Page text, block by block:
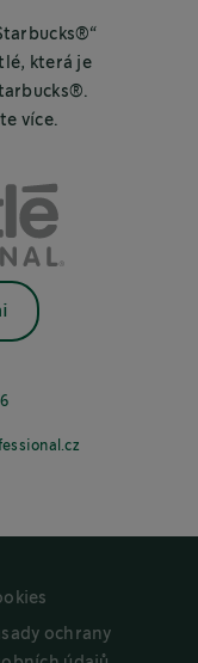
která je
více.
ochrany